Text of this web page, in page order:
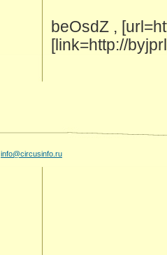
beOsdZ ,
[link=http://
info@circusinfo.ru